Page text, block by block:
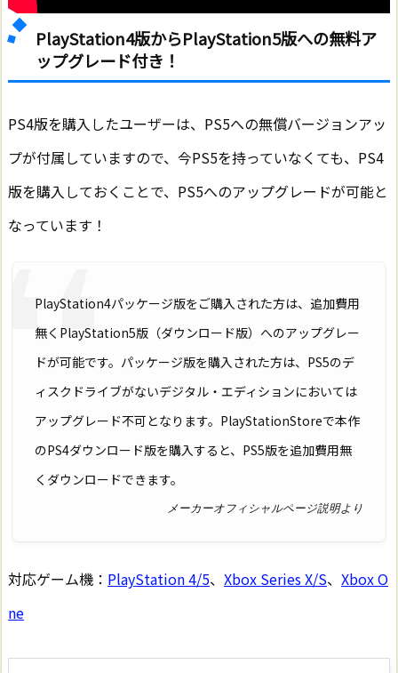
PlayStation4版からPlayStation5版への無料ア
ップグレード付き！
PS4版を購入したユーザーは、PS5への無償バージョンアッ
プが付属していますので、今PS5を持っていなくても、PS4
版を購入しておくことで、PS5へのアップグレードが可能と
なっています！
PlayStation4パッケージ版をご購入された方は、追加費用
無くPlayStation5版（ダウンロード版）へのアップグレー
ドが可能です。パッケージ版を購入された方は、PS5のデ
ィスクドライブがないデジタル・エディションにおいては
アップグレード不可となります。PlayStationStoreで本作
のPS4ダウンロード版を購入すると、PS5版を追加費用無
くダウンロードできます。
メーカーオフィシャルページ説明より
対応ゲーム機： PlayStation 4/5、 Xbox Series X/S、 Xbox O
ne